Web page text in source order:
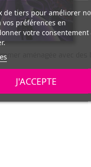
aménagée avec
de salon, une
de tiers pour améliorer
préférences en
votre consentement
J'ACCEPTE